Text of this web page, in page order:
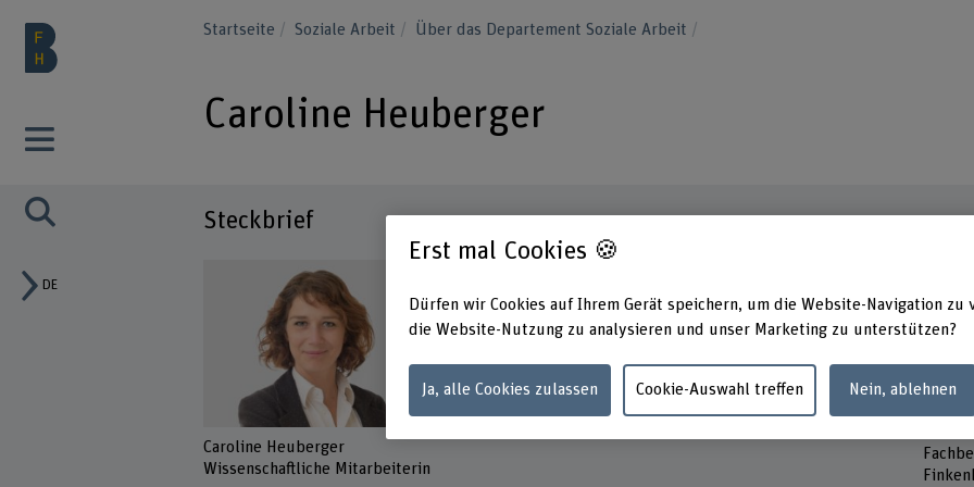
DE
Startseite Soziale Arbeit Über das Departement Soziale Arbeit
Caroline Heuberger
Steckbrief
Caroline Heuberger
Wissenschaftliche Mitarbeiterin
+41 31 848 45 66
www.bfh.ch/de/caroline-heuberger
Erst mal Cookies 🍪
Dürfen wir Cookies auf Ihrem Gerät speichern, um die Website-Navigation zu
die Website-Nutzung zu analysieren und unser Marketing zu unterstützen?
Ja, alle Cookies zulassen Cookie-Auswahl treffen Nein, ablehnen